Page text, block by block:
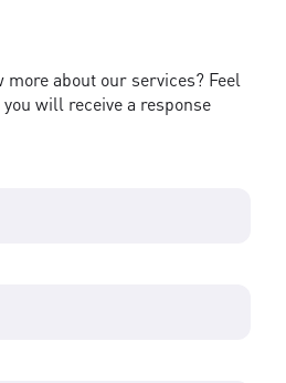
about our services? Feel
will receive a response